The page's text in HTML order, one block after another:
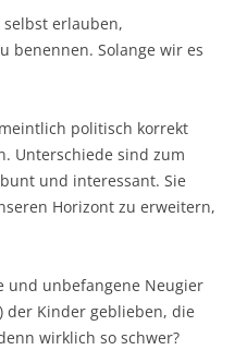
erlauben,
benennen. Solange wir es
politisch korrekt
Unterschiede sind zum
und interessant. Sie
Horizont zu erweitern,
und unbefangene Neugier
der Kinder geblieben, die
wirklich so schwer?